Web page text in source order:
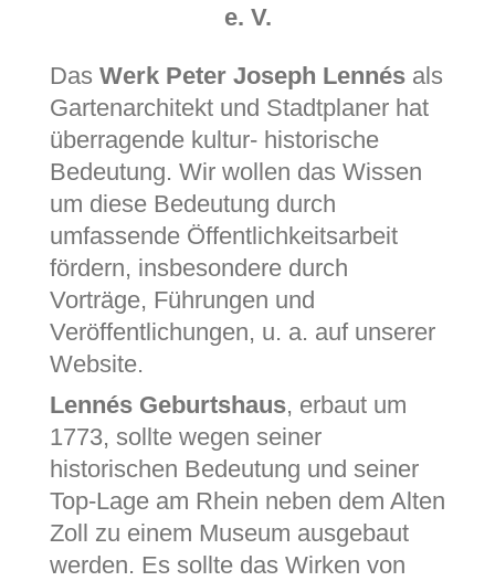
e. V.
Das Werk Peter Joseph Lennés als
Gartenarchitekt und Stadtplaner hat
überragende kultur- historische
Bedeutung. Wir wollen das Wissen
um diese Bedeutung durch
umfassende Öffentlichkeitsarbeit
fördern, insbesondere durch
Vorträge, Führungen und
Veröffentlichungen, u. a. auf unserer
Website.
Lennés Geburtshaus, erbaut um
1773, sollte wegen seiner
historischen Bedeutung und seiner
Top-Lage am Rhein neben dem Alten
Zoll zu einem Museum ausgebaut
werden. Es sollte das Wirken von